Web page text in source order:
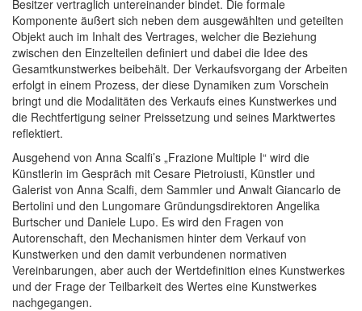
Besitzer vertraglich untereinander bindet. Die formale
Komponente äußert sich neben dem ausgewählten und geteilten
Objekt auch im Inhalt des Vertrages, welcher die Beziehung
zwischen den Einzelteilen definiert und dabei die Idee des
Gesamtkunstwerkes beibehält. Der Verkaufsvorgang der Arbeiten
erfolgt in einem Prozess, der diese Dynamiken zum Vorschein
bringt und die Modalitäten des Verkaufs eines Kunstwerkes und
die Rechtfertigung seiner Preissetzung und seines Marktwertes
reflektiert.
Ausgehend von Anna Scalfi’s „Frazione Multiple I“ wird die
Künstlerin im Gespräch mit Cesare Pietroiusti, Künstler und
Galerist von Anna Scalfi, dem Sammler und Anwalt Giancarlo de
Bertolini und den Lungomare Gründungsdirektoren Angelika
Burtscher und Daniele Lupo. Es wird den Fragen von
Autorenschaft, den Mechanismen hinter dem Verkauf von
Kunstwerken und den damit verbundenen normativen
Vereinbarungen, aber auch der Wertdefinition eines Kunstwerkes
und der Frage der Teilbarkeit des Wertes eine Kunstwerkes
nachgegangen.